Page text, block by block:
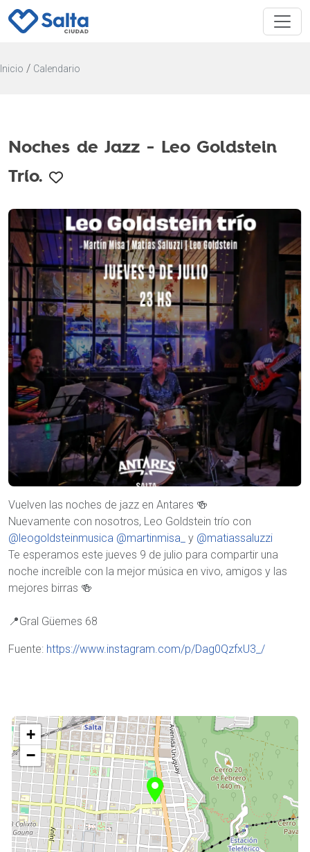
Inicio / Calendario
Noches de Jazz - Leo Goldstein
Trío.
Vuelven las noches de jazz en Antares 🍻
Nuevamente con nosotros, Leo Goldstein trío con
@leogoldsteinmusica @martinmisa_ y @matiassaluzzi
Te esperamos este jueves 9 de julio para compartir una
noche increíble con la mejor música en vivo, amigos y las
mejores birras 🍻
📍Gral Güemes 68
Fuente: https://www.instagram.com/p/Dag0QzfxU3_/
+
−